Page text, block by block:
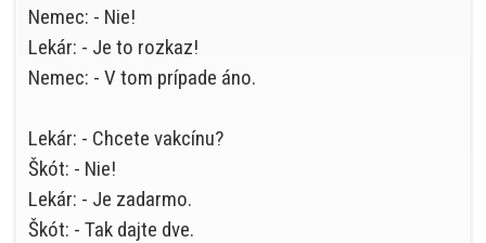
Nemec: - Nie!
Lekár: - Je to rozkaz!
Nemec: - V tom prípade áno.
Lekár: - Chcete vakcínu?
Škót: - Nie!
Lekár: - Je zadarmo.
Škót: - Tak dajte dve.